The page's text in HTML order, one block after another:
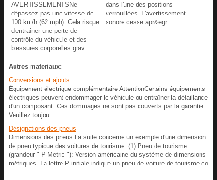
AVERTISSEMENTSNe
dépassez pas une vitesse de
100 km/h (62 mph). Cela risque
d'entraîner une perte de
contrôle du véhicule et des
blessures corporelles grav ...
dans l'une des positions
verrouillées. L'avertissement
sonore cesse apr&egr ...
Autres materiaux:
Conversions et ajouts
Équipement électrique complémentaire AttentionCertains équipements
électriques peuvent endommager le véhicule ou entraîner la défaillance
d'un composant. Ces dommages ne sont pas couverts par la garantie.
Veuillez toujou ...
Désignations des pneus
Dimensions des pneus La suite concerne un exemple d'une dimension
de pneu typique des voitures de tourisme. (1) Pneu de tourisme
(grandeur " P-Metric "): Version américaine du système de dimensions
métriques. La lettre P initiale indique un pneu de voiture de tourisme co